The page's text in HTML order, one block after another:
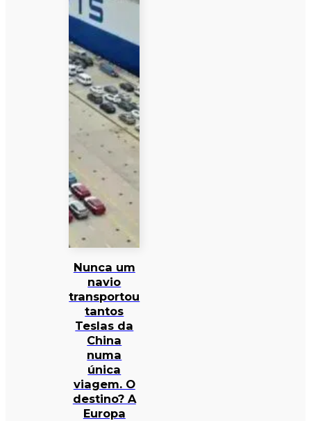
Nunca um
navio
transportou
tantos
Teslas da
China
numa
única
viagem. O
destino? A
Europa